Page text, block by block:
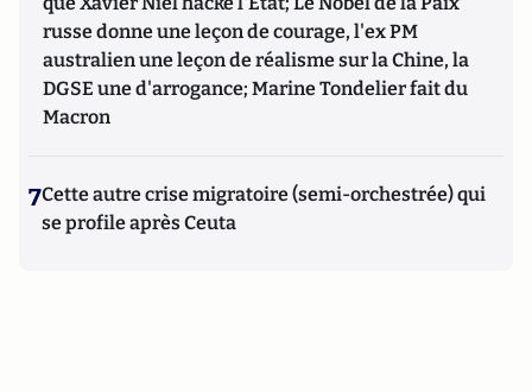
russe donne une leçon de courage, l'ex PM
australien une leçon de réalisme sur la Chine, la
DGSE une d'arrogance; Marine Tondelier fait du
Macron
7Cette autre crise migratoire (semi-orchestrée) qui
se profile après Ceuta